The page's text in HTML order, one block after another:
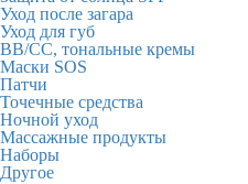
Уход после загара
Уход для губ
BB/CC, тональные кремы
Маски SOS
Патчи
Точечные средства
Ночной уход
Массажные продукты
Наборы
Другое